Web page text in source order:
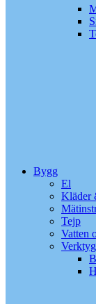
Bygg
El
Kläder
Tejp
Vatten
Verktyg